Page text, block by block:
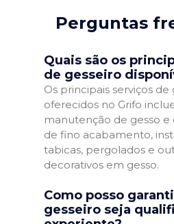
Perguntas
Quais são os
de gesseiro
Os principais serviços de
oferecidos no Grifo
manutenção de gesso e
de fino acabamento,
tabicas, pergolados e
decorativos em gesso.
Como posso
gesseiro seja